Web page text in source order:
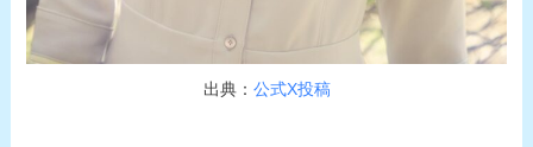
出典： 公式X投稿